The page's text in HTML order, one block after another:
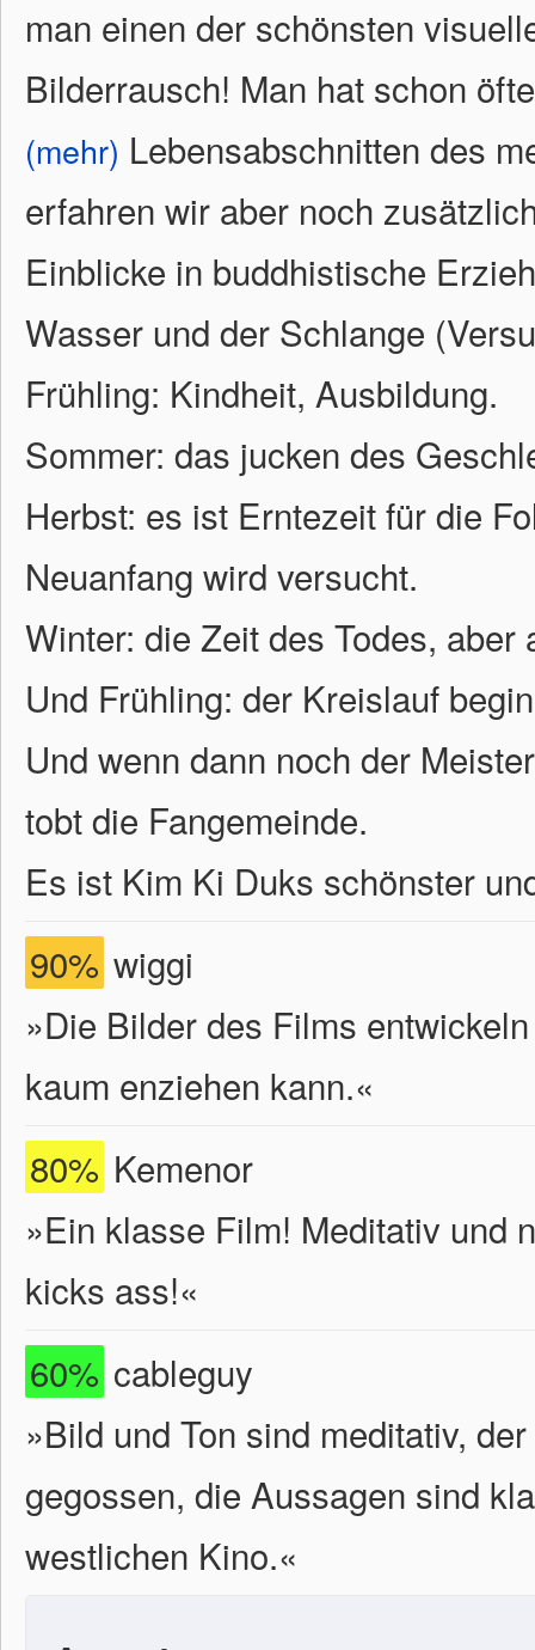
man einen der schönsten
Bilderrausch! Man hat schon
(mehr) Lebensabschnitten des
erfahren wir aber noch
Einblicke in buddhistische
Wasser und der Schlange
Frühling: Kindheit, Ausbildung.
Sommer: das jucken des
Herbst: es ist Erntezeit für die
Neuanfang wird versucht.
Winter: die Zeit des Todes,
Und Frühling: der Kreislauf
Und wenn dann noch der
tobt die Fangemeinde.
Es ist Kim Ki Duks schönster
90% wiggi
»Die Bilder des Films
kaum enziehen kann.«
80% Kemenor
»Ein klasse Film! Meditativ und
kicks ass!«
60% cableguy
»Bild und Ton sind meditativ,
gegossen, die Aussagen sind
westlichen Kino.«